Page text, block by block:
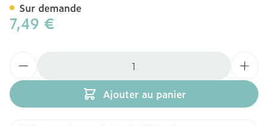
7,49 €
Ajouter au panier
Sur demande